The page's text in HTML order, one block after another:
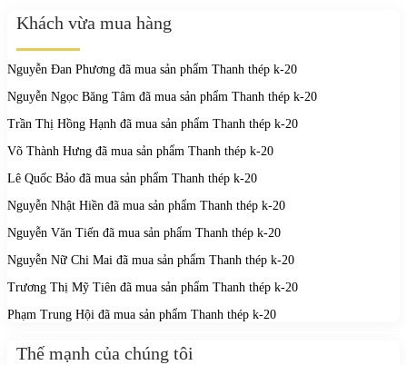
Khách vừa mua hàng
Nguyễn Đan Phương đã mua sản phẩm Thanh thép k-20
Nguyễn Ngọc Băng Tâm đã mua sản phẩm Thanh thép k-20
Trần Thị Hồng Hạnh đã mua sản phẩm Thanh thép k-20
Võ Thành Hưng đã mua sản phẩm Thanh thép k-20
Lê Quốc Bảo đã mua sản phẩm Thanh thép k-20
Nguyễn Nhật Hiền đã mua sản phẩm Thanh thép k-20
Nguyễn Văn Tiến đã mua sản phẩm Thanh thép k-20
Nguyễn Nữ Chi Mai đã mua sản phẩm Thanh thép k-20
Trương Thị Mỹ Tiên đã mua sản phẩm Thanh thép k-20
Phạm Trung Hội đã mua sản phẩm Thanh thép k-20
Thế mạnh của chúng tôi